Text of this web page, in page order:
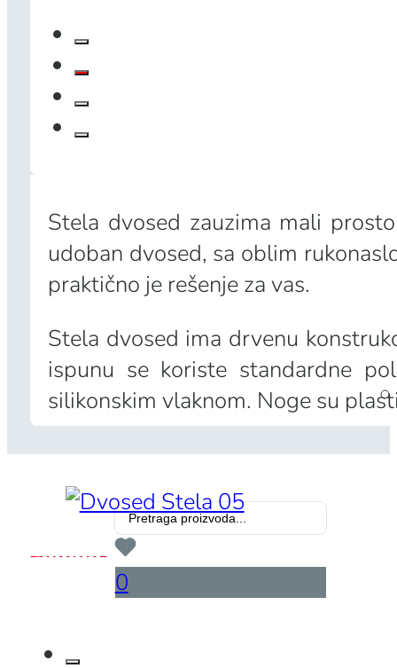
Search
...
0
Stela dvosed zauzima mali
udoban dvosed, sa oblim
praktično je rešenje za vas.
Stela dvosed ima drvenu
ispunu se koriste standardne
silikonskim vlaknom. Noge su